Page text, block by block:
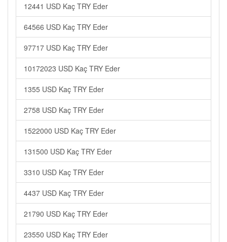
12441 USD Kaç TRY Eder
64566 USD Kaç TRY Eder
97717 USD Kaç TRY Eder
10172023 USD Kaç TRY Eder
1355 USD Kaç TRY Eder
2758 USD Kaç TRY Eder
1522000 USD Kaç TRY Eder
131500 USD Kaç TRY Eder
3310 USD Kaç TRY Eder
4437 USD Kaç TRY Eder
21790 USD Kaç TRY Eder
23550 USD Kaç TRY Eder